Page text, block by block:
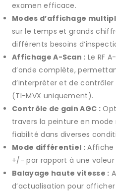
examen efficace.
Modes d’affichage
sur le temps et grands
différents besoins
Affichage A-Scan : Le RF
d’onde complète,
d’interpréter et de
(TI-MVX uniquement).
Contrôle de gain AGC :
travers la peinture en
fiabilité dans diverses
Mode différentiel : Affiche
+/- par rapport à une
Balayage haute vitesse :
d’actualisation pour